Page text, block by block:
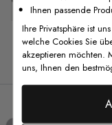
Ihnen passende
Ihre Privatsphäre ist
welche Cookies Sie
akzeptieren möchten.
uns, Ihnen den